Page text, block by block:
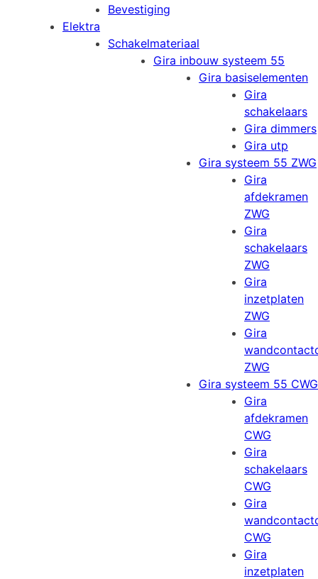
Bevestiging
Elektra
Schakelmateriaal
Gira inbouw systeem 55
Gira basiselementen
Gira
schakelaars
Gira dimmers
Gira utp
Gira systeem 55 ZWG
Gira
afdekramen
ZWG
Gira
schakelaars
ZWG
Gira
inzetplaten
ZWG
Gira
ZWG
Gira systeem 55 CWG
Gira
afdekramen
CWG
Gira
schakelaars
CWG
Gira
CWG
Gira
inzetplaten